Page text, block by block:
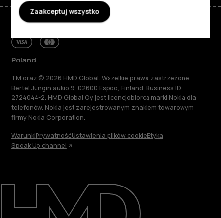
Naprawa i recykling
Zrównoważony rozwój
Wsparcie
Poland
TM oraz © 2026 HMD Global. Wszelkie prawa zastrzeżone.
Bertel Jungin aukio 9, 02600 Espoo, Finland. Business ID
2724044-2. HMD Global Oy jest licencjobiorcą marki Nokia dla
telefonów. Nokia jest zarejestrowanym znakiem towarowym
firmy Nokia Corporation.
WarunkiPrywatnośćUstawienia plików cookieEtyka
Speak Up channel
Zaakceptuj wszystko